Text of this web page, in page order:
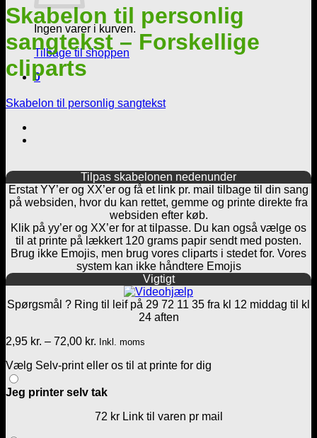
Ingen varer i kurven.
Tilbage til shoppen
0
Skabelon til personlig
sangtekst – Forskellige
cliparts
Skabelon til personlig sangtekst
Tilpas skabelonen nedenunder
Erstat YY’er og XX’er og få et link pr. mail tilbage til din sang
på websiden, hvor du kan rettet, gemme og printe direkte fra
websiden efter køb.
Klik på yy’er og XX’er for at tilpasse. Du kan også vælge os
til at printe på lækkert 120 grams papir sendt med posten.
Brug ikke Emojis, men brug vores cliparts i stedet for. Vores
system kan ikke håndtere Emojis
Vigtigt
Spørgsmål ? Ring til leif på 29 72 11 35 fra kl 12 middag til kl
24 aften
2,95 kr. – 72,00 kr. Prisinterval:
til
Inkl. moms
Vælg Selv-print eller os til at printe for dig
Jeg printer selv tak
72 kr Link til varen pr mail